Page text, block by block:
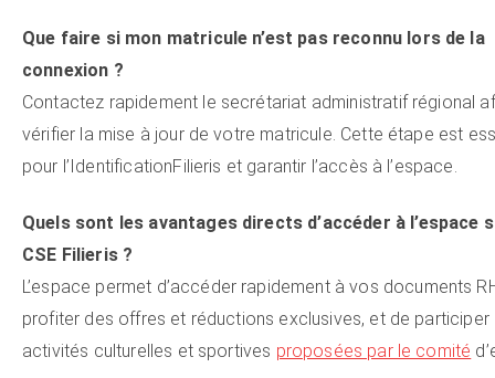
Que faire si mon matricule n’est pas reconnu lors de la
connexion ?
Contactez rapidement le secrétariat administratif régional
vérifier la mise à jour de votre matricule. Cette étape est
pour l’IdentificationFilieris et garantir l’accès à l’espace.
Quels sont les avantages directs d’accéder à l’espace
CSE Filieris ?
L’espace permet d’accéder rapidement à vos documents
profiter des offres et réductions exclusives, et de participer
activités culturelles et sportives proposées par le comité